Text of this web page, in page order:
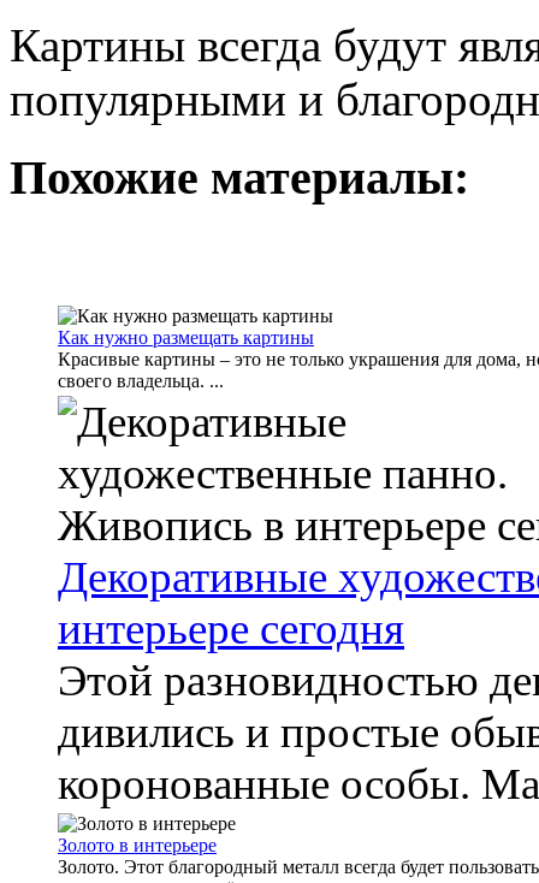
Картины всегда будут
популярными и
Похожие материалы:
Как нужно размещать картины
Красивые картины – это не только украшения для дома,
своего владельца. ...
Декоративные
интерьере сегодня
Этой разновидностью
дивились и простые
коронованные особы.
Золото в интерьере
Золото. Этот благородный металл всегда будет